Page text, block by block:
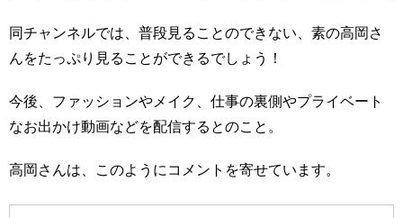
同チャンネルでは、普段見ることのできない、素の高岡さ
んをたっぷり見ることができるでしょう！
今後、ファッションやメイク、仕事の裏側やプライベート
なお出かけ動画などを配信するとのこと。
高岡さんは、このようにコメントを寄せています。